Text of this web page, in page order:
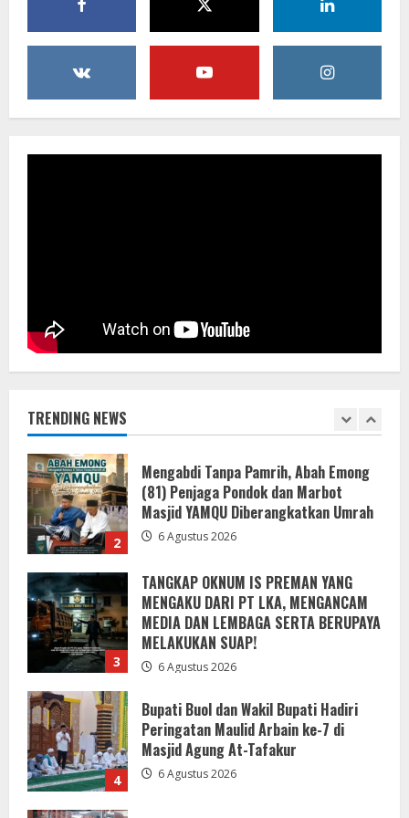
TRENDING NEWS
Peringatan Maulid Arbain ke-7 di
Masjid Agung At-Tafakur
Pemkab Sergai Bersama Anggota DPR
Literasi Sadar Halal
2
Mengabdi Tanpa Pamrih, Abah Emong
(81) Penjaga Pondok dan Marbot
3
TANGKAP OKNUM IS PREMAN YANG
MENGAKU DARI PT LKA, MENGANCAM
MEDIA DAN LEMBAGA SERTA BERUPAYA
MELAKUKAN SUAP!
6 Agustus 2026
4
Bupati Buol dan Wakil Bupati Hadiri
Peringatan Maulid Arbain ke-7 di
Masjid Agung At-Tafakur
5
Pemkab Sergai Bersama Anggota DPR
RI Perkuat Daya Saing UMKM Lewat
Literasi Sadar Halal
6 Agustus 2026